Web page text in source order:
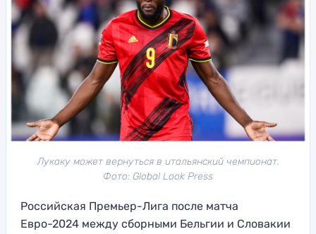
Лукаку может вернуться в итальянский чемпионат.
Фото: Global Look Press
Российская Премьер-Лига после матча
Евро-2024 между сборными Бельгии и Словакии